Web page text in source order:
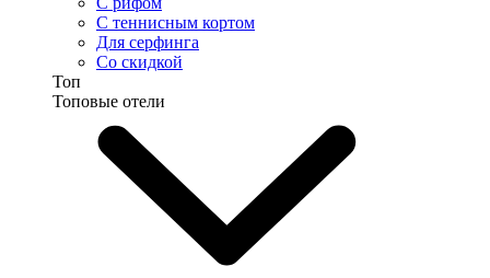
С теннисным кортом
Для серфинга
Со скидкой
Топ
Топовые отели